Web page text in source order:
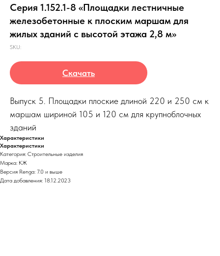
Серия 1.152.1-8 «Площадки лестничные
железобетонные к плоским маршам для
жилых зданий с высотой этажа 2,8 м»
SKU:
Скачать
Выпуск 5. Площадки плоские длиной 220 и 250 см к
маршам шириной 105 и 120 см для крупноблочных
зданий
Характеристики
Характеристики
Категория: Строительные изделия
Марка: КЖ
Версия Renga: 7.0 и выше
Дата добавления: 18.12.2023